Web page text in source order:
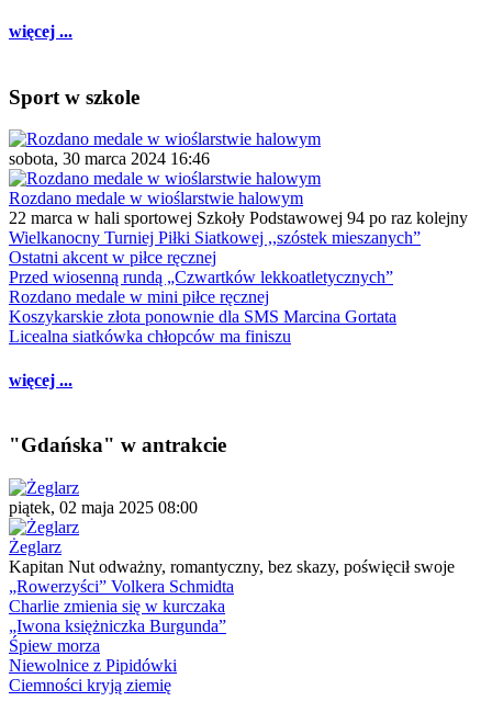
więcej ...
Sport w szkole
sobota, 30 marca 2024 16:46
Rozdano medale w wioślarstwie halowym
22 marca w hali sportowej Szkoły Podstawowej 94 po raz kolejny
Wielkanocny Turniej Piłki Siatkowej ,,szóstek mieszanych”
Ostatni akcent w piłce ręcznej
Przed wiosenną rundą „Czwartków lekkoatletycznych”
Rozdano medale w mini piłce ręcznej
Koszykarskie złota ponownie dla SMS Marcina Gortata
Licealna siatkówka chłopców ma finiszu
więcej ...
"Gdańska" w antrakcie
piątek, 02 maja 2025 08:00
Żeglarz
Kapitan Nut odważny, romantyczny, bez skazy, poświęcił swoje
„Rowerzyści” Volkera Schmidta
Charlie zmienia się w kurczaka
„Iwona księżniczka Burgunda”
Śpiew morza
Niewolnice z Pipidówki
Ciemności kryją ziemię